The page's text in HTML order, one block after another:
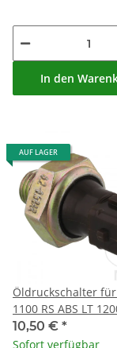
In den
AUF LAGER
Öldruckschalter für
1100 RS ABS LT
850 1100
10,50 € *
Sofort verfügbar